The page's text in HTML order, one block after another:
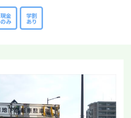
現金
のみ
学割
あり